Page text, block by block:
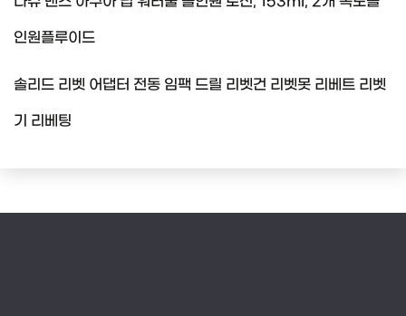
인원플루이드
솔리드 리벳 어댑터 전동 임팩 드릴 리벳건 리벳못 리베트 리벳
기 리베팅